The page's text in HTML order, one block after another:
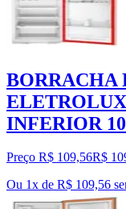
BORRACHA
INFERIOR
Preço R$ 109,56R$
Ou 1x de R$ 109,56